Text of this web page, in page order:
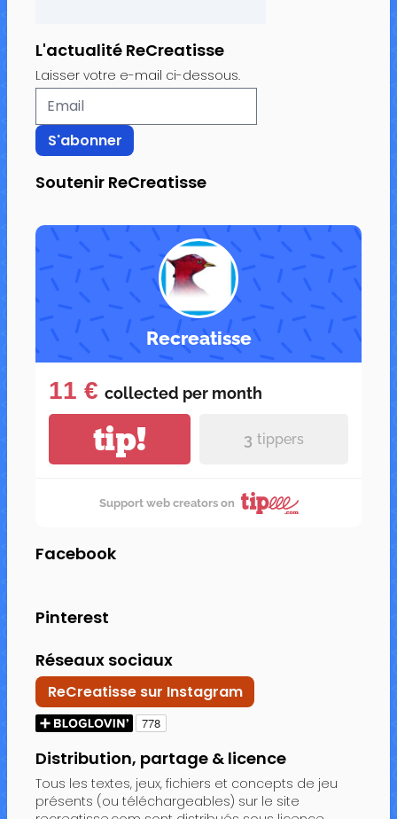
L'actualité ReCreatisse
Laisser votre e-mail ci-dessous.
Soutenir ReCreatisse
Recreatisse
11 € collected per month
tip! 3 tippers
Support web creators on
Facebook
Pinterest
Réseaux sociaux
ReCreatisse sur Instagram
Distribution, partage & licence
Tous les textes, jeux, fichiers et concepts de jeu
présents (ou téléchargeables) sur le site